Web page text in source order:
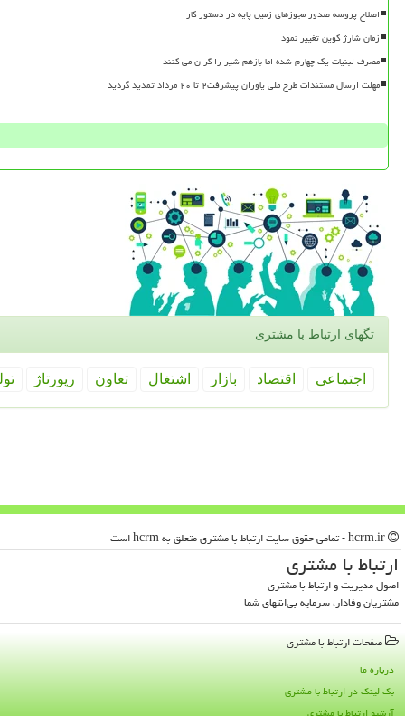
اصلاح پروسه صدور مجوزهای زمین پایه در دستور کار
زمان شارژ کوپن تغییر نمود
مصرف لبنیات یک چهارم شده اما بازهم شیر را گران می کنند
مهلت ارسال مستندات طرح ملی یاوران پیشرفت۲ تا ۲۰ مرداد تمدید گردید
تگهای ارتباط با مشتری
اجتماعی اقتصاد بازار اشتغال تعاون رپورتاژ
ارتباط با مشتری
اصول مدیریت و ارتباط با مشتری
مشتریان وفادار، سرمایه بی‌انتهای شما
صفحات ارتباط با مشتری
درباره ما
بک لینک در ارتباط با مشتری